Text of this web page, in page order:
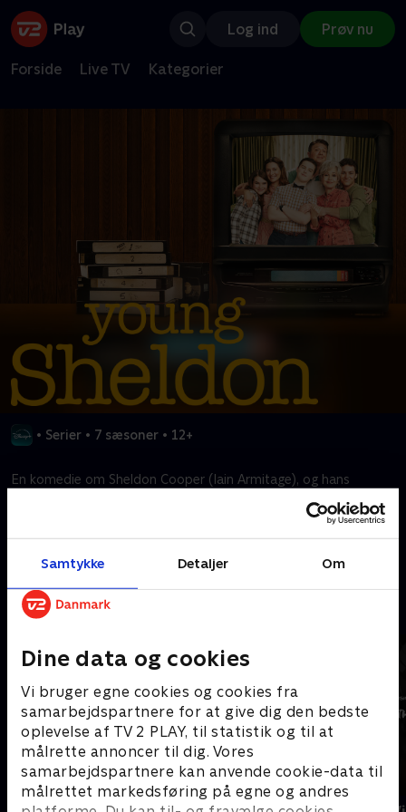
Samtykke Detaljer Om
Dine data og cookies
Vi bruger egne cookies og cookies fra
samarbejdspartnere for at give dig den bedste
oplevelse af TV 2 PLAY, til statistik og til at
målrette annoncer til dig. Vores
samarbejdspartnere kan anvende cookie-data til
målrettet markedsføring på egne og andres
Log ind Prøv nu
Forside Live TV Kategorier
• Serier • 7 sæsoner • 12+
En komedie om Sheldon Cooper (Iain Armitage), og hans
Mere indhold fra Disney+